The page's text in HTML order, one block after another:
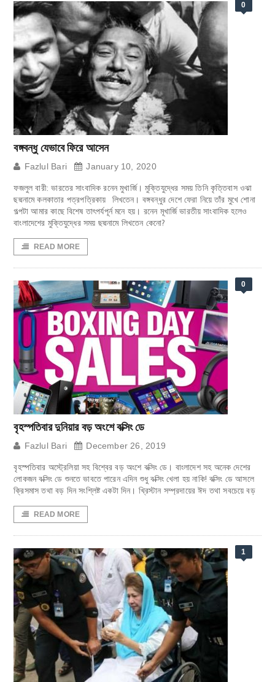
0
বঙ্গবন্ধু যেভাবে ফিরে আসেন
Fazlul Bari January 10, 2020
ফজলুল বারী: ভারতের সাংবাদিক রনেন মুখার্জি। মুক্তিযুদ্ধের সময় তিনি কৃত্তিবাস ওঝা
ছদ্মনামে কলকাতার পত্রপত্রিকায় লিখতেন। বঙ্গবন্ধুর দেশে ফেরা নিয়ে তাঁর মুখে শোনা
গল্পটা আমার কাছে বিশেষ তাৎপর্যপূর্ন মনে হয়। রনেন মূখার্জি ভারতীয় সাংবাদিক হলেও
বাংলাদেশের মুক্তিযুদ্ধের সময় ছদ্মনামে লিখতেন কেনো?
READ MORE
0
বৃহস্পতিবার দুনিয়ার বড় অংশে বক্সিং ডে
Fazlul Bari December 26, 2019
বৃহস্পতিবার অস্ট্রেলিয়া সহ বিশ্বের বড় অংশে বক্সিং ডে। বাংলাদেশ সহ অনেক দেশের
লোকজন বক্সিং ডে শুনতে ভাবতে পারেন এদিন শুধু বক্সিং খেলা হয় নাকি! বক্সিং ডে আসলে
ক্রিসমাস তথা বড় দিন সংশ্লিষ্ট একটা দিন। খ্রিস্টান সম্প্রদায়ের ঈদ তথা সবচেয়ে বড়
READ MORE
1